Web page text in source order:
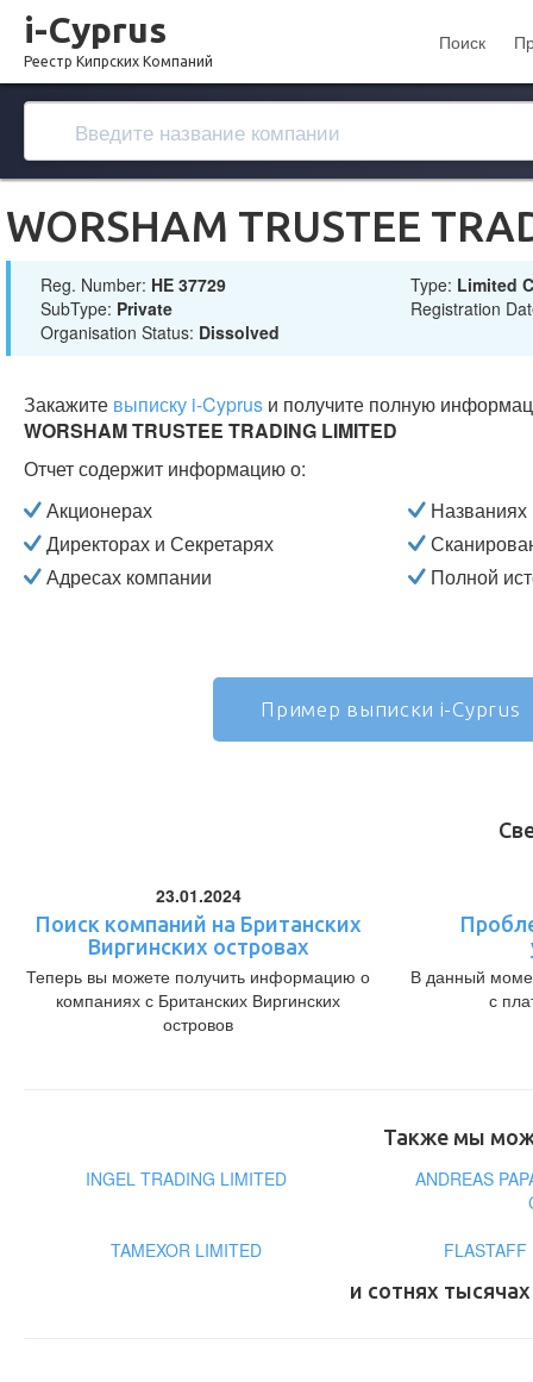
i-Cyprus
Реестр Кипрских Компаний
Поиск
WORSHAM TRUSTEE
Reg. Number: ΗΕ 37729 Type: Limited
SubType: Private
Registration
Organisation Status: Dissolved
Закажите выписку i-Cyprus и получите полную
WORSHAM TRUSTEE TRADING LIMITED
Отчет содержит информацию о:
Акционерах
Директорах и Секретарях
Адресах компании
Полной
Пример выписки i-Cyprus
23.01.2024
Поиск компаний на Британских
Виргинских островах
Теперь вы можете получить информацию о
компаниях с Британских Виргинских
островов
В данный
с
Также мы
INGEL TRADING LIMITED
ANDREAS
TAMEXOR LIMITED
и сотнях